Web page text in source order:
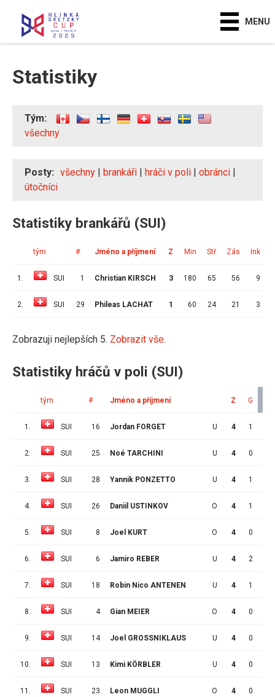
MENU
Statistiky
Tým:
všechny
Posty: všechny | brankáři | hráči v poli | obránci |
útočníci
Statistiky brankářů (SUI)
tým # Jméno a příjmení Z Min Stř Zás Ink
1. SUI 1 Christian KIRSCH 3 180 65 56 9
2. SUI 29 Phileas LACHAT 1 60 24 21 3
Zobrazuji nejlepších 5. Zobrazit vše.
Statistiky hráčů v poli (SUI)
tým # Jméno a příjmení Z G
1. SUI 16 Jordan FORGET U 4 1
2. SUI 25 Noé TARCHINI U 4 0
3. SUI 28 Yannik PONZETTO U 4 1
4. SUI 26 Daniil USTINKOV O 4 1
5. SUI 8 Joel KURT O 4 0
6. SUI 6 Jamiro REBER U 4 2
7. SUI 18 Robin Nico ANTENEN U 4 1
8. SUI 4 Gian MEIER O 4 0
9. SUI 14 Joel GROSSNIKLAUS U 4 0
10. SUI 13 Kimi KÖRBLER U 4 0
11. SUI 23 Leon MUGGLI O 4 0